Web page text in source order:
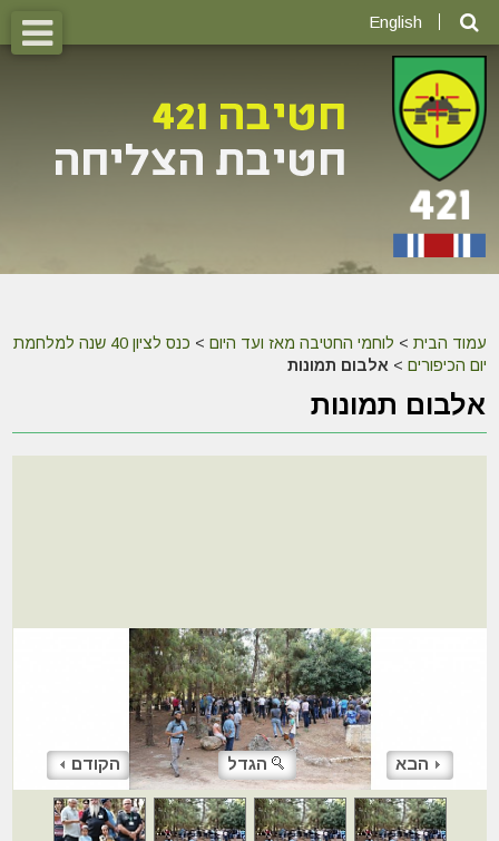
English
עמוד הבית > לוחמי החטיבה מאז ועד היום >
כנס לציון 40 שנה למלחמת
יום הכיפורים > אלבום תמונות
אלבום תמונות
הקודם הגדל הבא